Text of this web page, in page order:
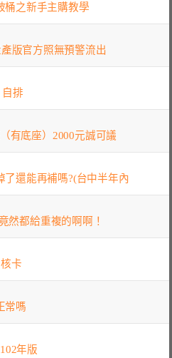
桶之新手主購教學
版官方照無預警流出
自排
有底座）2000元誠可議
了還能再補嗎?(台中半年內
然都給重複的啊啊！
卡
常嗎
年版